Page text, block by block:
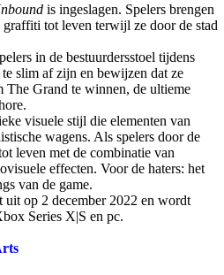
is ingeslagen. Spelers brengen
tot leven terwijl ze door de stad
in de bestuurdersstoel tijdens
slim af zijn en bewijzen dat ze
The Grand te winnen, de ultieme
visuele stijl die elementen van
wagens. Als spelers door de
leven met de combinatie van
effecten. Voor de haters: het
van de game.
uit op 2 december 2022 en wordt
Series X|S en pc.